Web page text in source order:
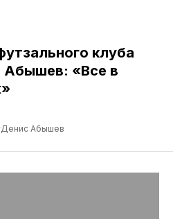
клуба
«Все в
Абышев